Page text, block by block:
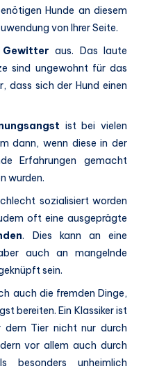
Hunde an diesem
von Ihrer Seite.
Gewitter aus. Das laute
sind ungewohnt für das
dass sich der Hund einen
ist bei vielen
dann, wenn diese in der
Erfahrungen gemacht
wurden.
sozialisiert worden
oft eine ausgeprägte
. Dies kann an eine
auch an mangelnde
sein.
auch die fremden Dinge,
bereiten. Ein Klassiker ist
dem Tier nicht nur durch
vor allem auch durch
besonders unheimlich